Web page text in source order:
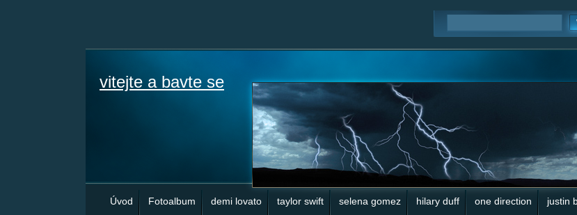
vitejte a bavte se
Úvod Fotoalbum demi lovato taylor swift selena gomez hilary duff one direction justin